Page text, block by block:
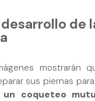
de
mostrarán
sus piernas
un coqueteo